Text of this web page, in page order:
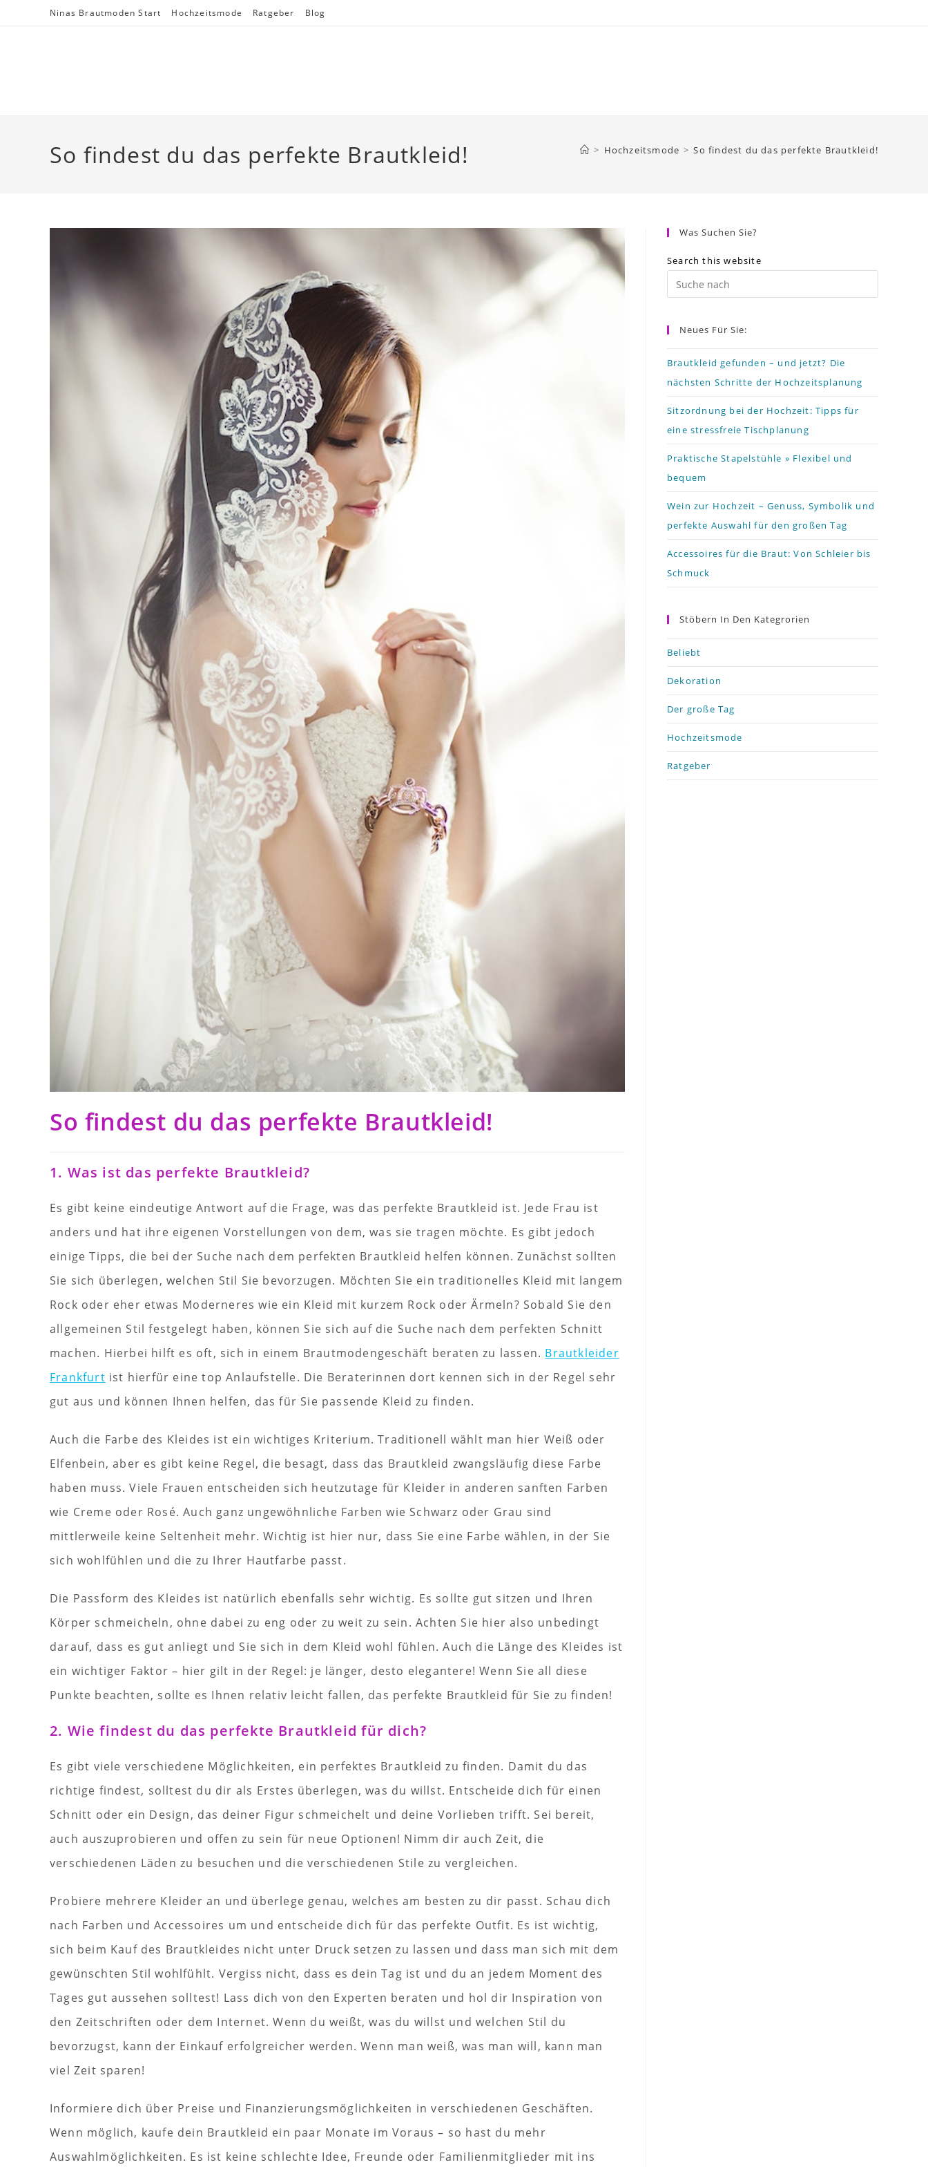
Ninas Brautmoden Start Hochzeitsmode Ratgeber Blog
So findest du das perfekte Brautkleid! > Hochzeitsmode > So findest du das perfekte Brautkleid!
So findest du das perfekte Brautkleid!
1. Was ist das perfekte Brautkleid?
Es gibt keine eindeutige Antwort auf die Frage, was das perfekte Brautkleid ist. Jede Frau ist
anders und hat ihre eigenen Vorstellungen von dem, was sie tragen möchte. Es gibt jedoch
einige Tipps, die bei der Suche nach dem perfekten Brautkleid helfen können. Zunächst sollten
Sie sich überlegen, welchen Stil Sie bevorzugen. Möchten Sie ein traditionelles Kleid mit langem
Rock oder eher etwas Moderneres wie ein Kleid mit kurzem Rock oder Ärmeln? Sobald Sie den
allgemeinen Stil festgelegt haben, können Sie sich auf die Suche nach dem perfekten Schnitt
machen. Hierbei hilft es oft, sich in einem Brautmodengeschäft beraten zu lassen. Brautkleider
Frankfurt ist hierfür eine top Anlaufstelle. Die Beraterinnen dort kennen sich in der Regel sehr
gut aus und können Ihnen helfen, das für Sie passende Kleid zu finden.
Auch die Farbe des Kleides ist ein wichtiges Kriterium. Traditionell wählt man hier Weiß oder
Elfenbein, aber es gibt keine Regel, die besagt, dass das Brautkleid zwangsläufig diese Farbe
haben muss. Viele Frauen entscheiden sich heutzutage für Kleider in anderen sanften Farben
wie Creme oder Rosé. Auch ganz ungewöhnliche Farben wie Schwarz oder Grau sind
mittlerweile keine Seltenheit mehr. Wichtig ist hier nur, dass Sie eine Farbe wählen, in der Sie
sich wohlfühlen und die zu Ihrer Hautfarbe passt.
Die Passform des Kleides ist natürlich ebenfalls sehr wichtig. Es sollte gut sitzen und Ihren
Körper schmeicheln, ohne dabei zu eng oder zu weit zu sein. Achten Sie hier also unbedingt
darauf, dass es gut anliegt und Sie sich in dem Kleid wohl fühlen. Auch die Länge des Kleides ist
ein wichtiger Faktor – hier gilt in der Regel: je länger, desto elegantere! Wenn Sie all diese
Punkte beachten, sollte es Ihnen relativ leicht fallen, das perfekte Brautkleid für Sie zu finden!
2. Wie findest du das perfekte Brautkleid für dich?
Es gibt viele verschiedene Möglichkeiten, ein perfektes Brautkleid zu finden. Damit du das
richtige findest, solltest du dir als Erstes überlegen, was du willst. Entscheide dich für einen
Schnitt oder ein Design, das deiner Figur schmeichelt und deine Vorlieben trifft. Sei bereit,
auch auszuprobieren und offen zu sein für neue Optionen! Nimm dir auch Zeit, die
verschiedenen Läden zu besuchen und die verschiedenen Stile zu vergleichen.
Probiere mehrere Kleider an und überlege genau, welches am besten zu dir passt. Schau dich
nach Farben und Accessoires um und entscheide dich für das perfekte Outfit. Es ist wichtig,
sich beim Kauf des Brautkleides nicht unter Druck setzen zu lassen und dass man sich mit dem
gewünschten Stil wohlfühlt. Vergiss nicht, dass es dein Tag ist und du an jedem Moment des
Tages gut aussehen solltest! Lass dich von den Experten beraten und hol dir Inspiration von
den Zeitschriften oder dem Internet. Wenn du weißt, was du willst und welchen Stil du
bevorzugst, kann der Einkauf erfolgreicher werden. Wenn man weiß, was man will, kann man
viel Zeit sparen!
Informiere dich über Preise und Finanzierungsmöglichkeiten in verschiedenen Geschäften.
Wenn möglich, kaufe dein Brautkleid ein paar Monate im Voraus – so hast du mehr
Auswahlmöglichkeiten. Es ist keine schlechte Idee, Freunde oder Familienmitglieder mit ins
Was Suchen Sie?
Search this website
Escape
Neues Für Sie:
Brautkleid gefunden – und jetzt? Die
nächsten Schritte der Hochzeitsplanung
Sitzordnung bei der Hochzeit: Tipps für
eine stressfreie Tischplanung
Praktische Stapelstühle » Flexibel und
bequem
Wein zur Hochzeit – Genuss, Symbolik und
perfekte Auswahl für den großen Tag
Accessoires für die Braut: Von Schleier bis
Schmuck
Stöbern In Den Kategrorien
Beliebt
Dekoration
Der große Tag
Hochzeitsmode
Ratgeber